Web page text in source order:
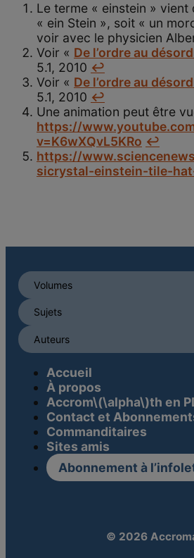
Le terme « einstein » vient
« ein Stein », soit « un
voir avec le physicien
Voir « De l’ordre au
5.1, 2010 ↩
Voir « De l’ordre au
5.1, 2010 ↩
Une animation peut être
https://
v=K6wXQvL5KRo ↩
https://
sicrystal-einstein-tile-
Accueil
À propos
Accrom\(\alpha\)th en
Contact et
Commanditaires
Sites amis
Abonnement à
© 2026